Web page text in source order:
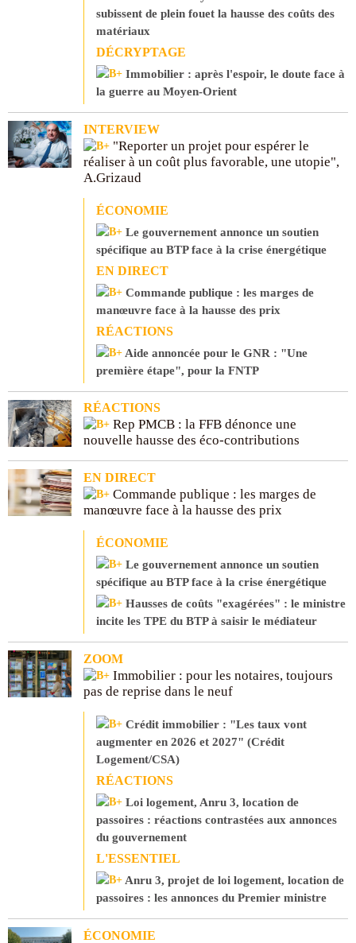
subissent de plein fouet la hausse des coûts des
matériaux
DÉCRYPTAGE
Immobilier : après l'espoir, le doute face à
la guerre au Moyen-Orient
INTERVIEW
"Reporter un projet pour espérer le
réaliser à un coût plus favorable, une utopie",
A.Grizaud
ÉCONOMIE
Le gouvernement annonce un soutien
spécifique au BTP face à la crise énergétique
EN DIRECT
Commande publique : les marges de
manœuvre face à la hausse des prix
RÉACTIONS
Aide annoncée pour le GNR : "Une
première étape", pour la FNTP
RÉACTIONS
Rep PMCB : la FFB dénonce une
nouvelle hausse des éco-contributions
EN DIRECT
Commande publique : les marges de
manœuvre face à la hausse des prix
ÉCONOMIE
Le gouvernement annonce un soutien
spécifique au BTP face à la crise énergétique
Hausses de coûts "exagérées" : le ministre
incite les TPE du BTP à saisir le médiateur
ZOOM
Immobilier : pour les notaires, toujours
pas de reprise dans le neuf
Crédit immobilier : "Les taux vont
augmenter en 2026 et 2027" (Crédit
Logement/CSA)
RÉACTIONS
Loi logement, Anru 3, location de
passoires : réactions contrastées aux annonces
du gouvernement
L'ESSENTIEL
Anru 3, projet de loi logement, location de
passoires : les annonces du Premier ministre
ÉCONOMIE